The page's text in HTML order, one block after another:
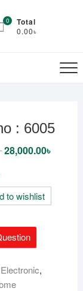
0 Total
0.00৳
: 6005
Original
price
28,000.00৳
to wishlist
Electronic,